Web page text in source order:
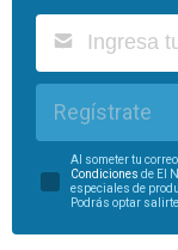
Regístrate
Al someter tu
Condiciones de El
especiales de
Podrás optar